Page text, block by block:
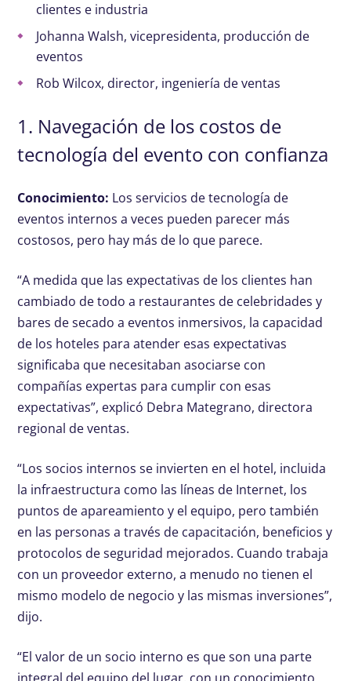
clientes e industria
Johanna Walsh, vicepresidenta, producción de
eventos
Rob Wilcox, director, ingeniería de ventas
1. Navegación de los costos de
tecnología del evento con confianza
Conocimiento: Los servicios de tecnología de
eventos internos a veces pueden parecer más
costosos, pero hay más de lo que parece.
“A medida que las expectativas de los clientes han
cambiado de todo a restaurantes de celebridades y
bares de secado a eventos inmersivos, la capacidad
de los hoteles para atender esas expectativas
significaba que necesitaban asociarse con
compañías expertas para cumplir con esas
expectativas”, explicó Debra Mategrano, directora
regional de ventas.
“Los socios internos se invierten en el hotel, incluida
la infraestructura como las líneas de Internet, los
puntos de apareamiento y el equipo, pero también
en las personas a través de capacitación, beneficios y
protocolos de seguridad mejorados. Cuando trabaja
con un proveedor externo, a menudo no tienen el
mismo modelo de negocio y las mismas inversiones”,
dijo.
“El valor de un socio interno es que son una parte